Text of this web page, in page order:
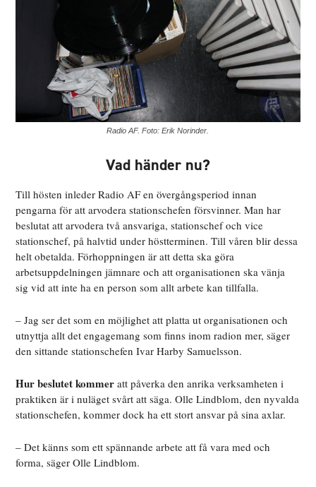
Radio AF. Foto: Erik Norinder.
Vad händer nu?
Till hösten inleder Radio AF en övergångsperiod innan
pengarna för att arvodera stationschefen försvinner. Man har
beslutat att arvodera två ansvariga, stationschef och vice
stationschef, på halvtid under höstterminen. Till våren blir dessa
helt obetalda. Förhoppningen är att detta ska göra
arbetsuppdelningen jämnare och att organisationen ska vänja
sig vid att inte ha en person som allt arbete kan tillfalla.
– Jag ser det som en möjlighet att platta ut organisationen och
utnyttja allt det engagemang som finns inom radion mer, säger
den sittande stationschefen Ivar Harby Samuelsson.
Hur beslutet kommer att påverka den anrika verksamheten i
praktiken är i nuläget svårt att säga. Olle Lindblom, den nyvalda
stationschefen, kommer dock ha ett stort ansvar på sina axlar.
– Det känns som ett spännande arbete att få vara med och
forma, säger Olle Lindblom.